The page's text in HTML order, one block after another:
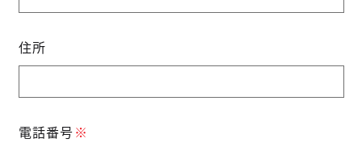
住所
電話番号※